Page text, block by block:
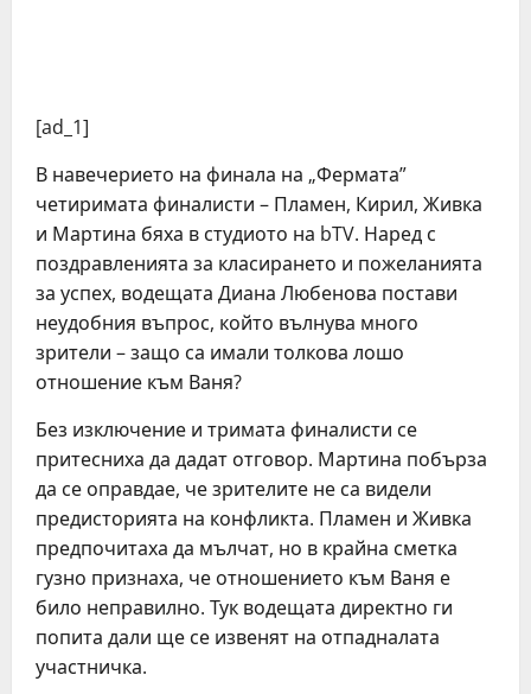
[ad_1]
В навечерието на финала на „Фермата”
четиримата финалисти – Пламен, Кирил, Живка
и Мартина бяха в студиото на bTV. Наред с
поздравленията за класирането и пожеланията
за успех, водещата Диана Любенова постави
неудобния въпрос, който вълнува много
зрители – защо са имали толкова лошо
отношение към Ваня?
Без изключение и тримата финалисти се
притесниха да дадат отговор. Мартина побърза
да се оправдае, че зрителите не са видели
предисторията на конфликта. Пламен и Живка
предпочитаха да мълчат, но в крайна сметка
гузно признаха, че отношението към Ваня е
било неправилно. Тук водещата директно ги
попита дали ще се извенят на отпадналата
участничка.